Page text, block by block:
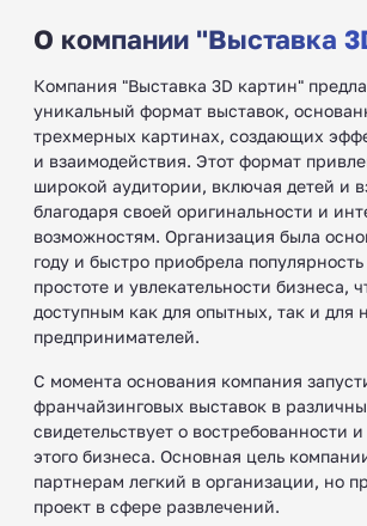
О компании "Выставка
Компания "Выставка 3D картин"
уникальный формат выставок,
трехмерных картинах, создающих
и взаимодействия. Этот формат
широкой аудитории, включая детей и
благодаря своей оригинальности и
возможностям. Организация была
году и быстро приобрела популярность
простоте и увлекательности бизнеса,
доступным как для опытных, так и для
предпринимателей.
С момента основания компания
франчайзинговых выставок в
свидетельствует о востребованности
этого бизнеса. Основная цель
партнерам легкий в организации, но
проект в сфере развлечений.